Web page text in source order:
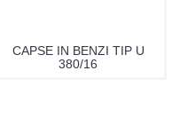
CAPSE IN BENZI TIP U
380/16